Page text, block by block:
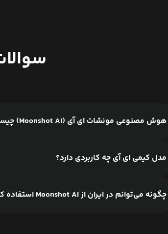
هوش مصنوعی مونشات ای آی (Moonshot AI) چیست؟
مدل کیمی ای آی چه کاربردی دارد؟
چگونه می‌توانم در ایران از Moonshot AI استفاده کنم؟